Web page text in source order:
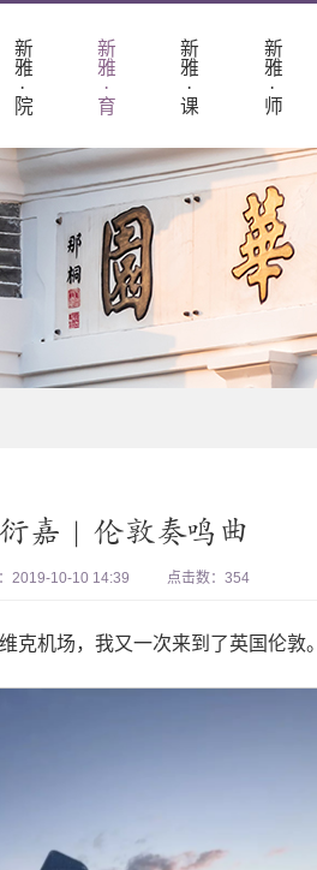
新
雅
·
院
新
雅
·
育
新
雅
·
课
新
雅
·
师
嘉 | 伦敦奏鸣曲
2019-10-10 14:39 点击数： 354
克机场，我又一次来到了英国伦敦。